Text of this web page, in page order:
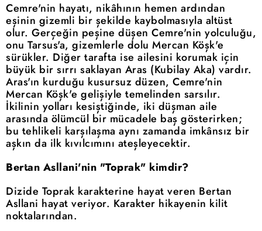
Cemre'nin hayatı, nikâhının hemen ardından
eşinin gizemli bir şekilde kaybolmasıyla altüst
olur. Gerçeğin peşine düşen Cemre'nin yolculuğu,
onu Tarsus'a, gizemlerle dolu Mercan Köşk'e
sürükler. Diğer tarafta ise ailesini korumak için
büyük bir sırrı saklayan Aras (Kubilay Aka) vardır.
Aras'ın kurduğu kusursuz düzen, Cemre'nin
Mercan Köşk'e gelişiyle temelinden sarsılır.
İkilinin yolları kesiştiğinde, iki düşman aile
arasında ölümcül bir mücadele baş gösterirken;
bu tehlikeli karşılaşma aynı zamanda imkânsız bir
aşkın da ilk kıvılcımını ateşleyecektir.
Bertan Asllani'nin "Toprak" kimdir?
Dizide Toprak karakterine hayat veren Bertan
Asllani hayat veriyor. Karakter hikayenin kilit
noktalarından.